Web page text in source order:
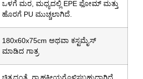
ಒಳಗೆ ಮರ, ಮಧ್ಯದಲ್ಲಿ EPE ಫೋಮ್ ಮತ್ತು
ಹೊರಗೆ PU ಮುಚ್ಚಲಾಗಿದೆ.
180x60x75cm ಅಥವಾ ಕಸ್ಟಮೈಸ್
ಮಾಡಿದ ಗಾತ್ರ